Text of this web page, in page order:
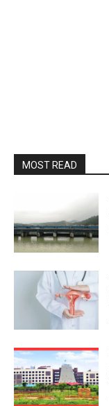
MOST READ